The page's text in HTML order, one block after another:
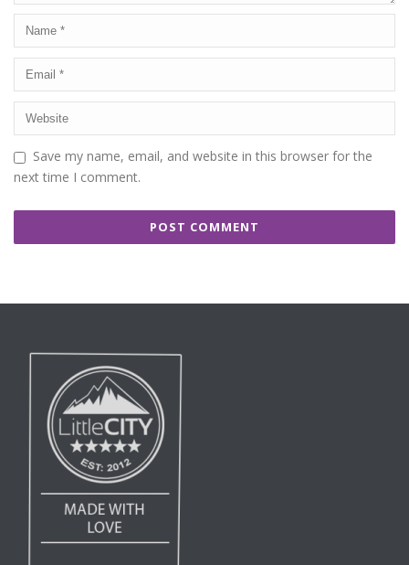
Save my name, email, and website in this browser for the
next time I comment.